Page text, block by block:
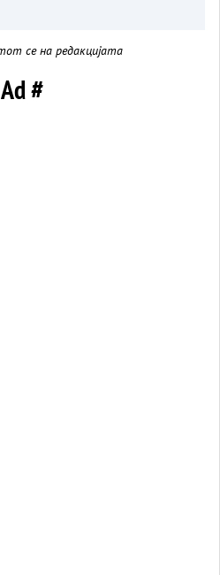
се на редакцијата
Ad #